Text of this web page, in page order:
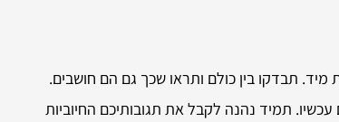
תבדקו בין כולם ותראו שכך גם הם חושבים.
תמיד נהנה לקבל את תגובותיכם החיוביות